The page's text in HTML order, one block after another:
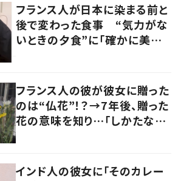
フランス人が日本に染まる前と
後で変わった食事 “気力がな
いときの夕食”に「確かに美味
フランス人の彼が彼女に贈った
のは“仏花”！？→7年後、贈った
花の意味を知り…「しかたな
インド人の彼女に「そのカレー